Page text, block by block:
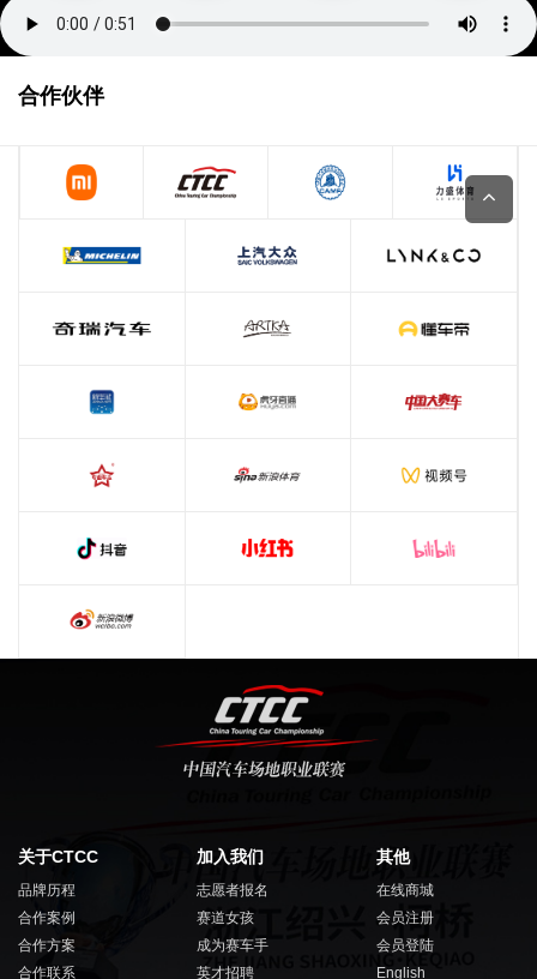
合作伙伴
关于CTCC
品牌历程
合作案例
合作方案
合作联系
加入我们
志愿者报名
赛道女孩
成为赛车手
英才招聘
其他
在线商城
会员注册
会员登陆
English